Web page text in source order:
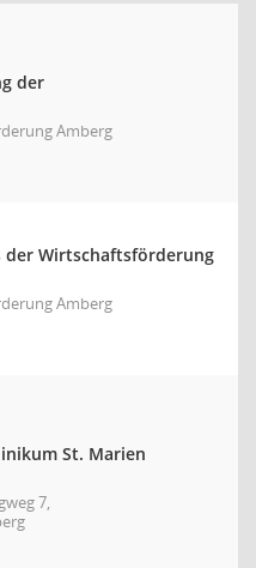
der
Amberg
der Wirtschaftsförderung
Amberg
St. Marien
7,